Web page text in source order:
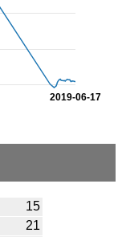
2019-06-17
15
21